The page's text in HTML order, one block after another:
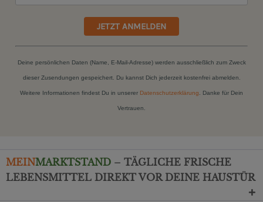
JETZT ANMELDEN
Deine persönlichen Daten (Name, E-Mail-Adresse) werden ausschließlich zum Zweck
dieser Zusendungen gespeichert. Du kannst Dich jederzeit kostenfrei abmelden.
Weitere Informationen findest Du in unserer Datenschutzerklärung . Danke für Dein
Vertrauen.
MEINMARKTSTAND – TÄGLICHE FRISCHE
LEBENSMITTEL DIREKT VOR DEINE HAUSTÜR